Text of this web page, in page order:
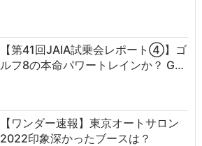
【第41回JAIA試乗会レポート④】ゴ
ルフ8の本命パワートレインか？ G…
【ワンダー速報】東京オートサロン
2022印象深かったブースは？